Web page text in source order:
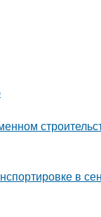
в